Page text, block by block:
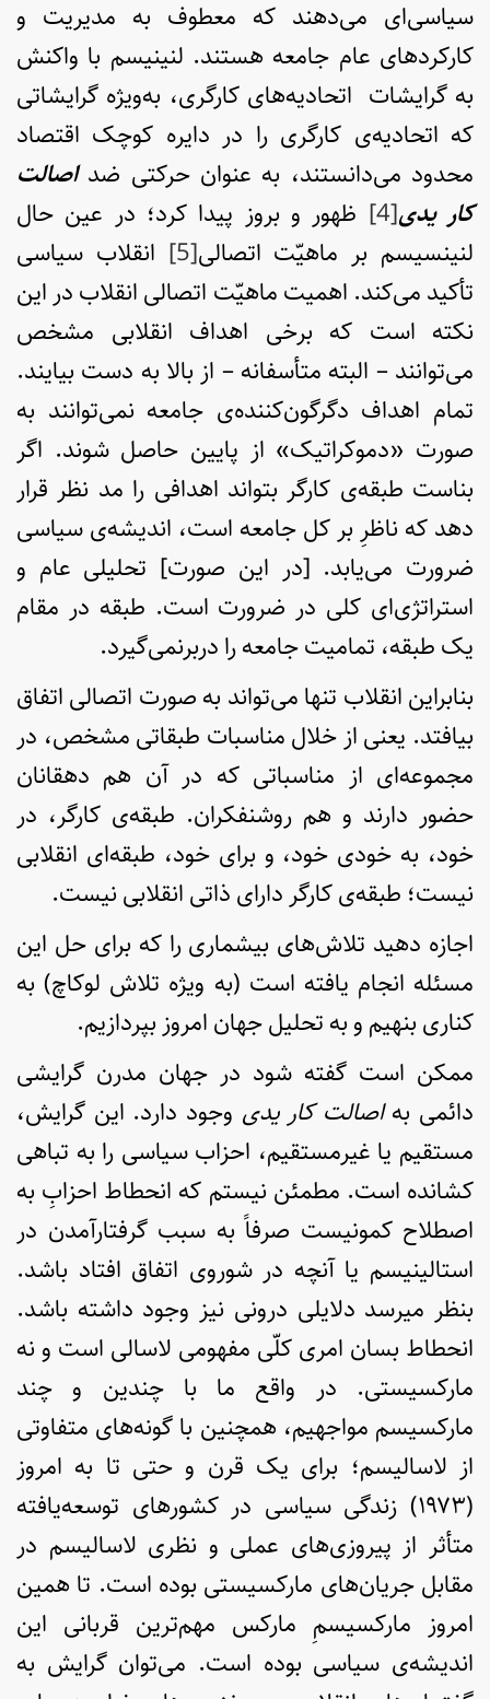
سیاسی‌ای می‌دهند که معطوف به مدیریت و
کارکردهای عام جامعه هستند. لنینیسم با واکنش
به گرایشات اتحادیه‌های کارگری، به‌ویژه گرایشاتی
که اتحادیه‌ی کارگری را در دایره کوچک اقتصاد
محدود می‌دانستند، به عنوان حرکتی ضداصالت
کار یدی[4]
ظهور و بروز پیدا کرد؛ در عین حال
لنینسیسم بر ماهیّت اتصالی[5]
انقلاب سیاسی
تأکید می‌کند. اهمیت ماهیّت اتصالی انقلاب در این
نکته است که برخی اهداف انقلابی مشخص
می‌توانند – البته متأسفانه – از بالا به دست بیایند.
تمام اهداف دگرگون‌کننده‌ی جامعه نمی‌توانند به
صورت «دموکراتیک» از پایین حاصل شوند. اگر
بناست طبقه‌ی کارگر بتواند اهدافی را مد نظر قرار
دهد که ناظرِ بر کل جامعه است، اندیشه­‌ی سیاسی
ضرورت می‌یابد. [در این صورت] تحلیلی عام و
استراتژی‌ای کلی در ضرورت است. طبقه در مقام
یک طبقه، تمامیت جامعه را دربرنمی‌گیرد.
بنابراین انقلاب تنها می‌تواند به صورت اتصالی اتفاق
بیافتد. یعنی از خلال مناسبات طبقاتی مشخص، در
مجموعه‌ای از مناسباتی که در آن هم دهقانان
حضور دارند و هم روشنفکران. طبقه‌ی کارگر، در
خود، به خودی خود، و برای خود، طبقه‌ای انقلابی
نیست؛ طبقه‌ی کارگر دارای ذاتی انقلابی نیست.
اجازه دهید تلاش‌های بیشماری را که برای حل این
مسئله انجام یافته است (به ویژه تلاش لوکاچ) به
کناری بنهیم و به تحلیل جهان امروز بپردازیم.
ممکن است گفته شود در جهان مدرن گرایشی
دائمی بهاصالت کار یدی وجود دارد. این گرایش،
مستقیم یا غیرمستقیم، احزاب سیاسی را به تباهی
کشانده است. مطمئن نیستم که انحطاط احزابِ به
اصطلاح کمونیست صرفاً به سبب گرفتارآمدن در
استالینیسم یا آنچه در شوروی اتفاق افتاد باشد.
بنظر می­رسد دلایلی درونی نیز وجود داشته باشد.
انحطاط بسان امری کلّی مفهومی لاسالی است و نه
مارکسیستی. در واقع ما با چندین و چند
مارکسیسم مواجهیم، همچنین با گونه‌های متفاوتی
از لاسالیسم؛ برای یک قرن و حتی تا به امروز
(۱۹۷۳) زندگی سیاسی در کشورهای توسعه‌یافته
متأثر از پیروزی‌های عملی و نظری لاسالیسم در
مقابل جریان‌های مارکسیستی بوده است. تا همین
امروز مارکسیسمِ مارکس مهم‌ترین قربانی این
اندیشه‌ی سیاسی بوده است. می‌توان گرایش به